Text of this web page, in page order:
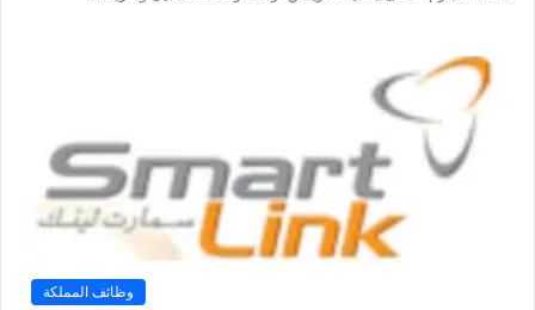
وظائف المملكة